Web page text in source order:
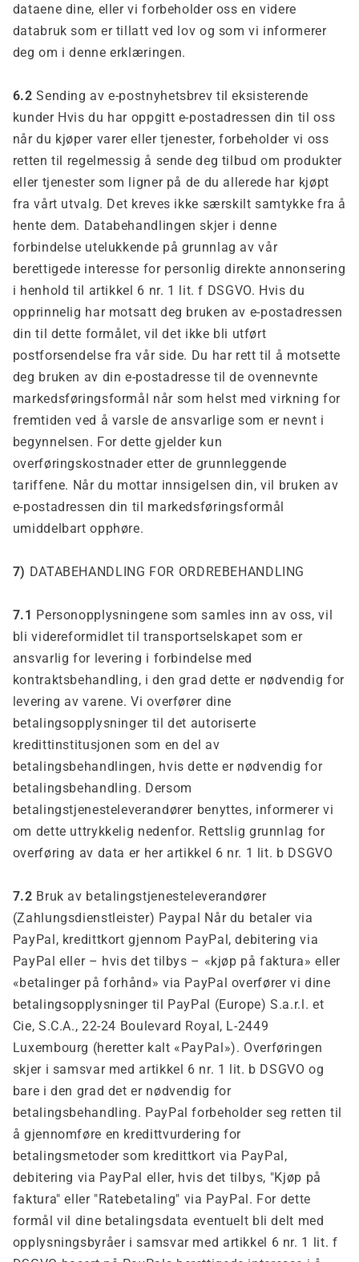
dataene dine, eller vi forbeholder oss en videre
databruk som er tillatt ved lov og som vi informerer
deg om i denne erklæringen.
6.2 Sending av e-postnyhetsbrev til eksisterende
kunder Hvis du har oppgitt e-postadressen din til oss
når du kjøper varer eller tjenester, forbeholder vi oss
retten til regelmessig å sende deg tilbud om produkter
eller tjenester som ligner på de du allerede har kjøpt
fra vårt utvalg. Det kreves ikke særskilt samtykke fra å
hente dem. Databehandlingen skjer i denne
forbindelse utelukkende på grunnlag av vår
berettigede interesse for personlig direkte annonsering
i henhold til artikkel 6 nr. 1 lit. f DSGVO. Hvis du
opprinnelig har motsatt deg bruken av e-postadressen
din til dette formålet, vil det ikke bli utført
postforsendelse fra vår side. Du har rett til å motsette
deg bruken av din e-postadresse til de ovennevnte
markedsføringsformål når som helst med virkning for
fremtiden ved å varsle de ansvarlige som er nevnt i
begynnelsen. For dette gjelder kun
overføringskostnader etter de grunnleggende
tariffene. Når du mottar innsigelsen din, vil bruken av
e-postadressen din til markedsføringsformål
umiddelbart opphøre.
7) DATABEHANDLING FOR ORDREBEHANDLING
7.1 Personopplysningene som samles inn av oss, vil
bli videreformidlet til transportselskapet som er
ansvarlig for levering i forbindelse med
kontraktsbehandling, i den grad dette er nødvendig for
levering av varene. Vi overfører dine
betalingsopplysninger til det autoriserte
kredittinstitusjonen som en del av
betalingsbehandlingen, hvis dette er nødvendig for
betalingsbehandling. Dersom
betalingstjenesteleverandører benyttes, informerer vi
om dette uttrykkelig nedenfor. Rettslig grunnlag for
overføring av data er her artikkel 6 nr. 1 lit. b DSGVO
7.2 Bruk av betalingstjenesteleverandører
(Zahlungsdienstleister) Paypal Når du betaler via
PayPal, kredittkort gjennom PayPal, debitering via
PayPal eller – hvis det tilbys – «kjøp på faktura» eller
«betalinger på forhånd» via PayPal overfører vi dine
betalingsopplysninger til PayPal (Europe) S.a.r.l. et
Cie, S.C.A., 22-24 Boulevard Royal, L-2449
Luxembourg (heretter kalt «PayPal»). Overføringen
skjer i samsvar med artikkel 6 nr. 1 lit. b DSGVO og
bare i den grad det er nødvendig for
betalingsbehandling. PayPal forbeholder seg retten til
å gjennomføre en kredittvurdering for
betalingsmetoder som kredittkort via PayPal,
debitering via PayPal eller, hvis det tilbys, "Kjøp på
faktura" eller "Ratebetaling" via PayPal. For dette
formål vil dine betalingsdata eventuelt bli delt med
opplysningsbyråer i samsvar med artikkel 6 nr. 1 lit. f